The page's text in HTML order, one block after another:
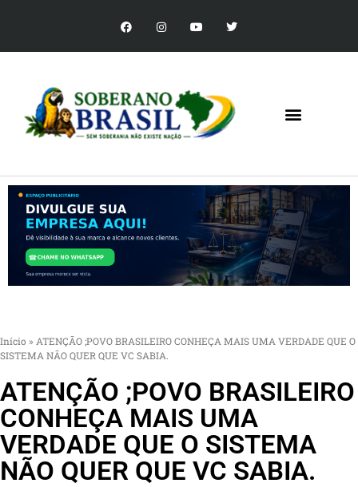
Início » ATENÇÃO ;POVO BRASILEIRO CONHEÇA MAIS UMA VERDADE QUE O
SISTEMA NÃO QUER QUE VC SABIA.
ATENÇÃO ;POVO BRASILEIRO
CONHEÇA MAIS UMA
VERDADE QUE O SISTEMA
NÃO QUER QUE VC SABIA.